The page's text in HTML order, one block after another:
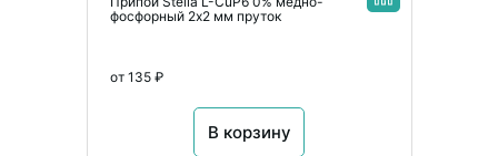
фосфорный 2х2 мм пруток
от 135 ₽
В корзину